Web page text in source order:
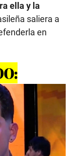
ella y la
saliera a
en